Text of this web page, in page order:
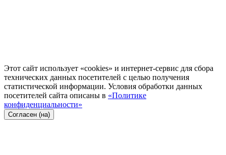
Этот сайт использует «cookies» и интернет-сервис для сбора
технических данных посетителей с целью получения
статистической информации. Условия обработки данных
посетителей сайта описаны в «Политике
конфиденциальности»
Согласен (на)